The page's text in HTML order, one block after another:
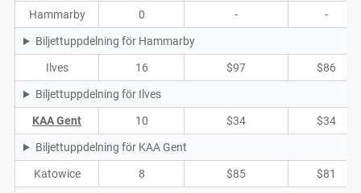
Hammarby 0 - -
Biljettuppdelning för Hammarby
Ilves 16 $97 $86
Biljettuppdelning för Ilves
KAA Gent 10 $34 $34
Biljettuppdelning för KAA Gent
Katowice 8 $85 $81